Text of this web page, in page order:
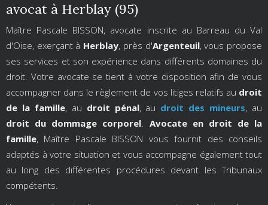
avocat à Herblay (95)
Maître Pascale BISSON, avocate inscrite au Barreau du Val
d'Oise, exerçant à Herblay, près d'Argenteuil, vous propose
ses services et son expérience dans différents domaines du
droit. Votre avocate se tient à votre disposition afin de vous
accompagner dans le règlement de vos litiges relatifs au droit
de la famille, au droit pénal, au droit des mineurs, au
droit du dommage corporel. Avocate en droit de la
famille, Maître Pascale BISSON vous fournit des conseils
adaptés à votre situation et vous accompagne également tout
au long des différentes procédures devant les Tribunaux
compétents.